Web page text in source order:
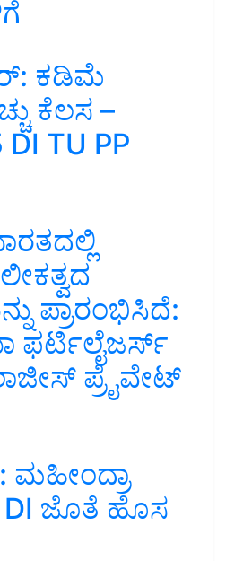
ಕಡಿಮೆ
ಕೆಲಸ –
TU PP
ಪ್ರಾರಂಭಿಸಿದೆ:
ಫರ್ಟಿಲೈಜರ್ಸ್
ಪ್ರೈವೇಟ್
ಮಹೀಂದ್ರಾ
ಜೊತೆ ಹೊಸ